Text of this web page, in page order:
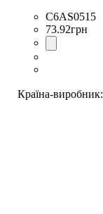
C6AS0515
73.92грн
Країна-виробник: